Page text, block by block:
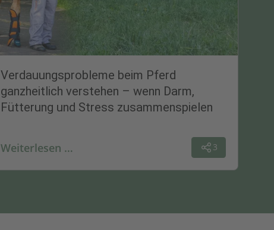
Verdauungsprobleme beim Pferd
ganzheitlich verstehen – wenn Darm,
Fütterung und Stress zusammenspielen
Weiterlesen … 3